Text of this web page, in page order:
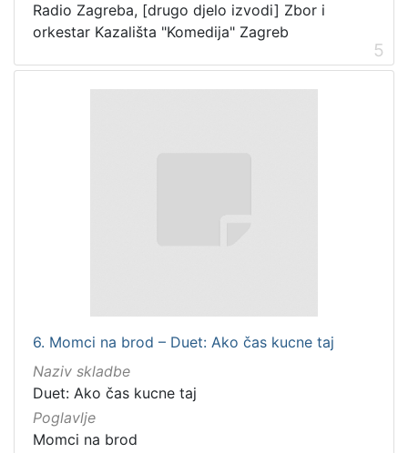
Radio Zagreba, [drugo djelo izvodi] Zbor i
orkestar Kazališta "Komedija" Zagreb
5
6. Momci na brod – Duet: Ako čas kucne taj
Naziv skladbe
Duet: Ako čas kucne taj
Poglavlje
Momci na brod